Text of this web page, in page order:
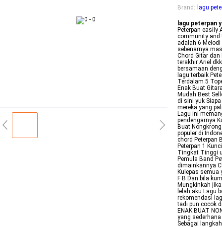
Brand : lagu
lagu peterpan
Peterpan easily
community and
adalah 6
sebenarnya
Chord Gitar dan
terakhir Ariel
bersamaan
lagu terbaik
Terdalam 5
Enak Buat
Mudah Best
di sini yuk
mereka yang
Lagu ini
pendengarnya
Buat
populer di
chord Peterpan
Peterpan 1
Tingkat Tinggi
Pemula Band
dimainkannya
Kulepas semua
F B Dan bila
Mungkinkah
lelah aku Lagu
rekomendasi
tadi pun cocok
ENAK BUAT
yang
Sebagai